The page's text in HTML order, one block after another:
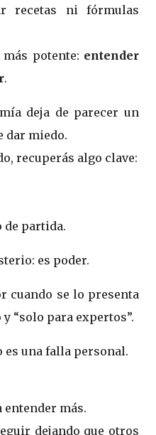
recetas ni fórmulas
potente: entender
.
deja de parecer un
dar miedo.
recuperás algo clave:
de partida.
es poder.
cuando se lo presenta
“solo para expertos”.
es una falla personal.
entender más.
dejando que otros